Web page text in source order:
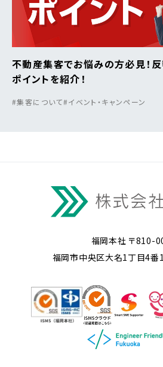
不動産集客でお悩みの方必見！
ポイントを紹介！
#集客について#イベント・キャンペーン
福岡本社 〒810-
福岡市中央区大名1丁目4番